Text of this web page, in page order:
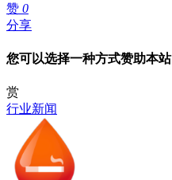
赞 0
分享
您可以选择一种方式赞助本站
赏
行业新闻